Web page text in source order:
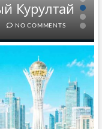
Курултай
NO COMMENTS